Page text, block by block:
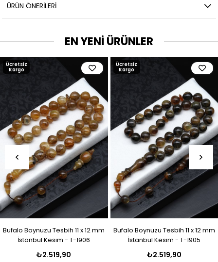
ÜRÜN ÖNERILERI
EN YENİ ÜRÜNLER
Bufalo Boynuzu Tesbih 11 x 12 mm
İstanbul Kesim - T-1906
₺2.519,90
Ücretsiz
Kargo
Bufalo Boynuzu Tesbih 11 x 12 mm
İstanbul Kesim - T-1905
₺2.519,90
Ücretsiz
Kargo